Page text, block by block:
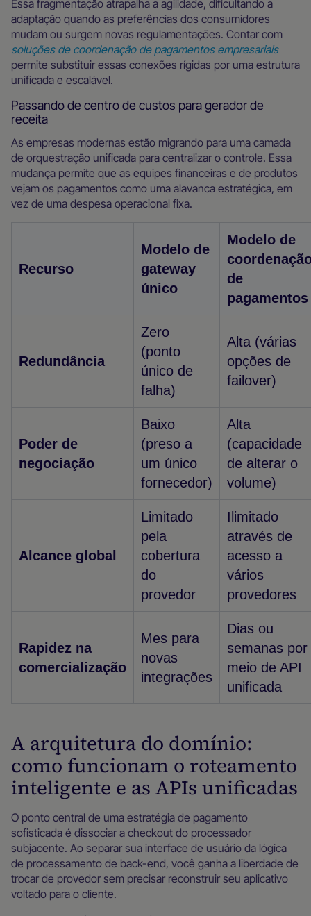
Essa fragmentação atrapalha a agilidade, dificultando a
adaptação quando as preferências dos consumidores
mudam ou surgem novas regulamentações. Contar com
soluções de coordenação de pagamentos empresariais
permite substituir essas conexões rígidas por uma estrutura
unificada e escalável.
Passando de centro de custos para gerador de
receita
As empresas modernas estão migrando para uma camada
de orquestração unificada para centralizar o controle. Essa
mudança permite que as equipes financeiras e de produtos
vejam os pagamentos como uma alavanca estratégica, em
vez de uma despesa operacional fixa.
Recurso
Modelo de
gateway
único
Modelo de
de
pagamentos
Redundância
Zero
(ponto
único de
falha)
Alta (várias
opções de
failover)
Poder de
negociação
Baixo
(preso a
um único
fornecedor)
Alta
(capacidade
de alterar o
volume)
Alcance global
Limitado
pela
cobertura
do
provedor
Ilimitado
através de
acesso a
vários
provedores
Rapidez na
comercialização
Mes para
novas
integrações
Dias ou
semanas por
meio de API
unificada
A arquitetura do domínio:
como funcionam o roteamento
inteligente e as APIs unificadas
O ponto central de uma estratégia de pagamento
sofisticada é dissociar a checkout do processador
subjacente. Ao separar sua interface de usuário da lógica
de processamento de back-end, você ganha a liberdade de
trocar de provedor sem precisar reconstruir seu aplicativo
voltado para o cliente.